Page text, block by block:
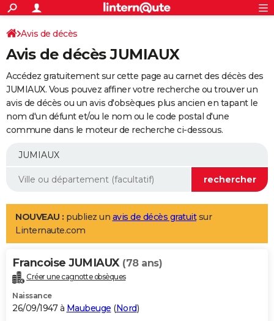
ACTUALITÉS
Politique
Société
Faits Divers
Education
Monde
Villes
+
SPORT
Coupe du monde 2026
Football
Tennis
Cyclisme
Rugby
Forum
Programme TV
TNT
Streaming
Cinéma
Sorties cinéma
Musique
+
FINANCE
Retraite
Epargne
Immobilier
Risques naturels par ville
Banque
Assurance
AUTO
Essais
Réserver un essai
Citadines
Berlines
SUV
Forum auto
+
Mobiles
Meilleur smartphone
Internet
Ordinateurs
Jeux vidéo
Guide high-tech
Aménagement intérieur
LIFESTYLE
Art de vivre
Bien-être
Loisirs
Mode
Modes de vie
Alimentation
Guide de la santé
Maladies
Médicaments
Sommeil
VOYAGE
Destinations
City break
Voyage nature
Voyage de noces
Forum
Climat
+PHOTO
GUIDES D'ACHAT
Avis de décès
Avis de décès JUMIAUX
Accédez gratuitement sur cette page au carnet des décès des
JUMIAUX. Vous pouvez affiner votre recherche ou trouver un
avis de décès ou un avis d'obsèques plus ancien en tapant le
nom d'un défunt et/ou le nom ou le code postal d'une
commune dans le moteur de recherche ci-dessous.
NOUVEAU : publiez un avis de décès gratuitsur
Linternaute.com
Francoise JUMIAUX (78 ans)
Créer une cagnotte obsèques
Naissance
26/09/1947 à Maubeuge (Nord)